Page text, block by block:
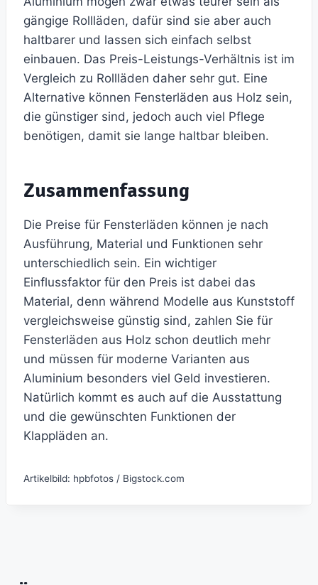
gängige Rollläden, dafür sind sie aber auch
haltbarer und lassen sich einfach selbst
einbauen. Das Preis-Leistungs-Verhältnis ist im
Vergleich zu Rollläden daher sehr gut. Eine
Alternative können Fensterläden aus Holz sein,
die günstiger sind, jedoch auch viel Pflege
benötigen, damit sie lange haltbar bleiben.
Zusammenfassung
Die Preise für Fensterläden können je nach
Ausführung, Material und Funktionen sehr
unterschiedlich sein. Ein wichtiger
Einflussfaktor für den Preis ist dabei das
Material, denn während Modelle aus Kunststoff
vergleichsweise günstig sind, zahlen Sie für
Fensterläden aus Holz schon deutlich mehr
und müssen für moderne Varianten aus
Aluminium besonders viel Geld investieren.
Natürlich kommt es auch auf die Ausstattung
und die gewünschten Funktionen der
Klappläden an.
Artikelbild: hpbfotos / Bigstock.com